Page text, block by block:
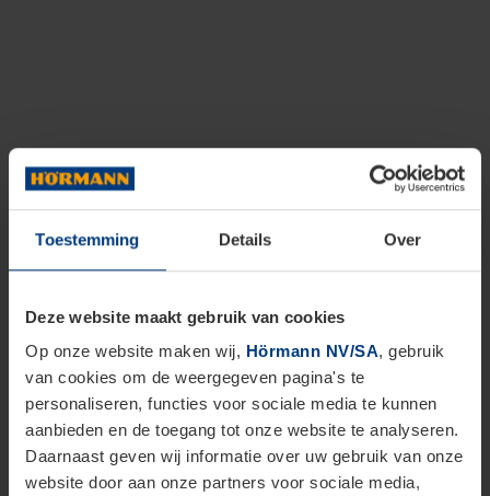
Toestemming Details Over
Deze website maakt gebruik van cookies
Op onze website maken wij, Hörmann NV/SA, gebruik
van cookies om de weergegeven pagina's te
personaliseren, functies voor sociale media te kunnen
aanbieden en de toegang tot onze website te analyseren.
Daarnaast geven wij informatie over uw gebruik van onze
website door aan onze partners voor sociale media,